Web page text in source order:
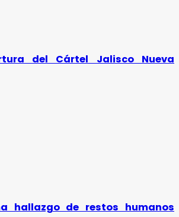
del Cártel Jalisco Nueva
hallazgo de restos humanos